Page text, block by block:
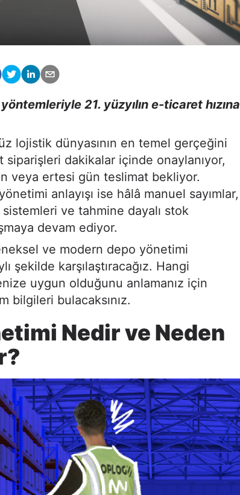
21. yüzyılın e-ticaret hızına
lojistik dünyasının en temel gerçeğini
dakikalar içinde onaylanıyor,
veya ertesi gün teslimat bekliyor.
anlayışı ise hâlâ manuel sayımlar,
sistemleri ve tahmine dayalı stok
devam ediyor.
ve modern depo yönetimi
şekilde karşılaştıracağız. Hangi
uygun olduğunu anlamanız için
bilgileri bulacaksınız.
Nedir ve Neden